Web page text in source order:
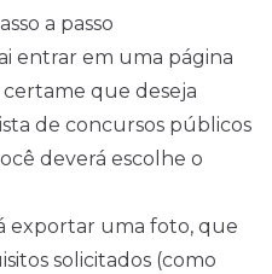
entrar em uma página
que deseja
de concursos públicos
deverá escolhe o
exportar uma foto, que
solicitados (como